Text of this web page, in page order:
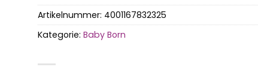
Artikelnummer: 4001167832325
Kategorie: Baby Born